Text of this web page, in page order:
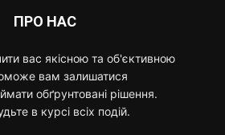
ПРО НАС
вас якісною та об'єктивною
вам залишатися
обґрунтовані рішення.
в курсі всіх подій.